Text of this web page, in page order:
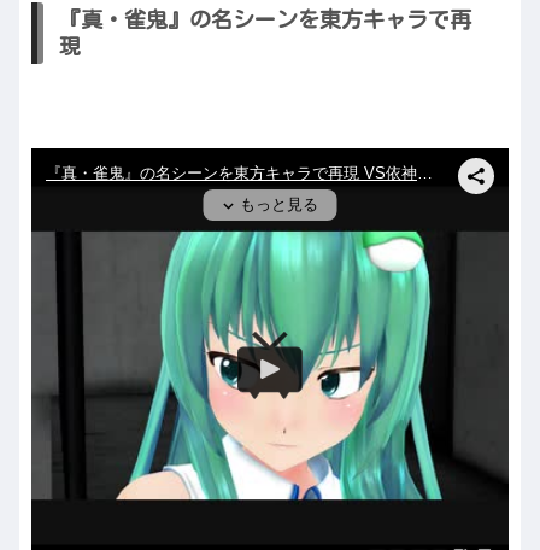
『真・雀鬼』の名シーンを東方キャラで再
現